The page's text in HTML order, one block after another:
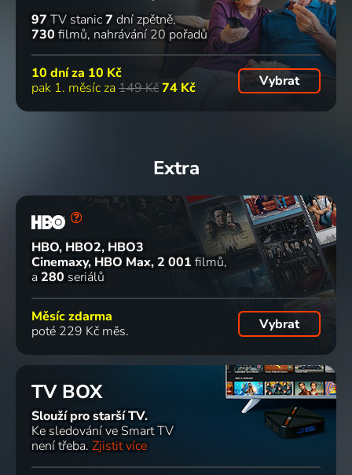
97 TV stanic7 dní zpětně
730 filmů nahrávání 20 pořadů
10 dní za 10 Kč
pak 1. měsíc za 149 Kč74 Kč Vybrat
Extra
HBO, HBO2, HBO3
Cinemaxy, HBO Max 2 001 filmů
a 280 seriálů
Měsíc zdarma
poté 229 Kč měs.
Vybrat
TV BOX
Slouží pro starší TV.
Ke sledování ve Smart TV
není třeba. Zjistit více